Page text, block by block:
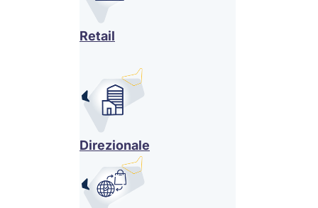
Retail
Direzionale